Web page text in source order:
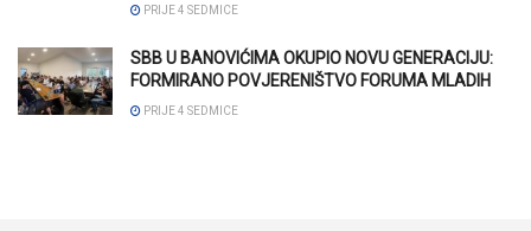
PRIJE 4 SEDMICE
SBB U BANOVIĆIMA OKUPIO NOVU GENERACIJU:
FORMIRANO POVJERENIŠTVO FORUMA MLADIH
PRIJE 4 SEDMICE